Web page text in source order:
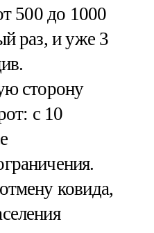
500 до 1000
раз, и уже 3
сторону
с 10
ковида,